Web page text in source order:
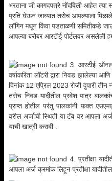
भरताना जी कागदपत्रे नोंदविली आहेत त्या
प्रति घेऊन जाव्यात तसेच आपल्याला
लॉगिन मधून किंवा पडताळणी समितीकडे
आपल्या बरोबर आरटीई पोर्टलवर असलेली
3. आरटीई
वर्षाकरिता लॉटरी द्वारा निवड झालेल्या आणि
दिनांक 12 एप्रिल 2023 रोजी दुपारी
तसेच निवड यादीतील प्रवेश पात्र
प्राप्त होतील परंतु पालकांनी फक्त
वरील अर्जाची स्थिती या टॅब वर आपला
याची खात्री करावी .
4. प्रतीक्षा
आपला अर्ज क्रमांक लिहून प्रतीक्षा